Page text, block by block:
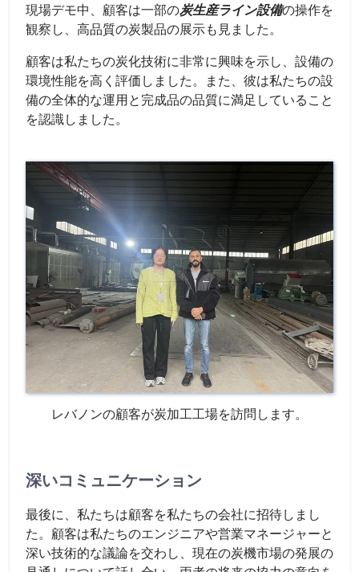
現場デモ中、顧客は一部の炭生産ライン設備の操作を
観察し、高品質の炭製品の展示も見ました。
顧客は私たちの炭化技術に非常に興味を示し、設備の
環境性能を高く評価しました。また、彼は私たちの設
備の全体的な運用と完成品の品質に満足していること
を認識しました。
レバノンの顧客が炭加工工場を訪問します。
深いコミュニケーション
最後に、私たちは顧客を私たちの会社に招待しまし
た。顧客は私たちのエンジニアや営業マネージャーと
深い技術的な議論を交わし、現在の炭機市場の発展の